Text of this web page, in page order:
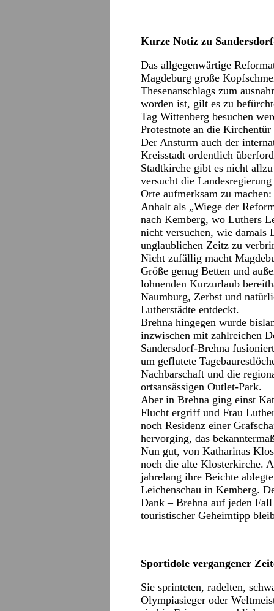
Kurze Notiz zu
Das allgegenwärtige
Magdeburg große
Thesenanschlags zum
worden ist, gilt es zu
Tag Wittenberg besuchen
Protestnote an die Kirchentür
Der Ansturm auch der
Kreisstadt ordentlich
Stadtkirche gibt es nicht
versucht die
Orte aufmerksam zu
Anhalt als „Wiege der
nach Kemberg, wo Luthers
nicht versuchen, wie damals
unglaublichen Zeitz zu
Nicht zufällig macht
Größe genug Betten und
lohnenden Kurzurlaub
Naumburg, Zerbst und
Lutherstädte entdeckt.
Brehna hingegen wurde
inzwischen mit zahlreichen
Sandersdorf-Brehna
um geflutete
Nachbarschaft und die
ortsansässigen Outlet-Park.
Aber in Brehna ging einst
Flucht ergriff und Frau
noch Residenz einer
hervorging, das
Nun gut, von Katharinas
noch die alte Klosterkirche.
jahrelang ihre Beichte
Leichenschau in Kemberg.
Dank – Brehna auf jeden
touristischer Geheimtipp
Sportidole vergangener
Sie sprinteten, radelten,
Olympiasieger oder